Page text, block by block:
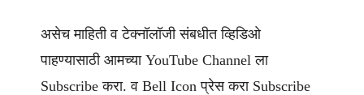
असेच माहिती व टेक्नॉलॉजी संबधीत व्हिडिओ
पाहण्यासाठी आमच्या YouTube Channel ला
Subscribe करा. व Bell Icon प्रेस करा Subscribe